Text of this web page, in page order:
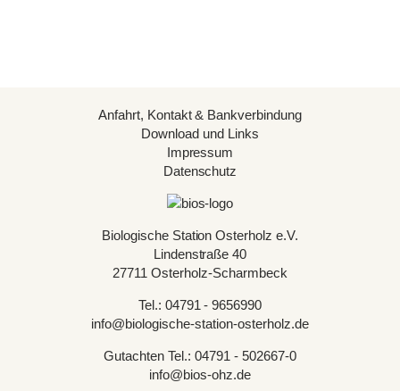
Anfahrt, Kontakt & Bankverbindung
Download und Links
Impressum
Datenschutz
Biologische Station Osterholz e.V.
Lindenstraße 40
27711 Osterholz-Scharmbeck
Tel.: 04791 - 9656990
info@biologische-station-osterholz.de
Gutachten Tel.: 04791 - 502667-0
info@bios-ohz.de